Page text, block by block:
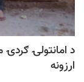
د امانتولۍ ګردۍ
ارزونه